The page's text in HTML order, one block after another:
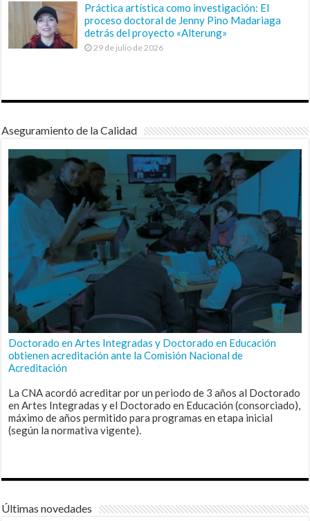
Práctica artística como investigación: El
proceso doctoral de Jenny Pino Madariaga
detrás del proyecto «Alterung»
29 de julio de 2026
Aseguramiento de la Calidad
Doctorado en Artes Integradas y Doctorado en Educación
obtienen acreditación ante la Comisión Nacional de
Acreditación
La CNA acordó acreditar por un periodo de 3 años al Doctorado
en Artes Integradas y el Doctorado en Educación (consorciado),
máximo de años permitido para programas en etapa inicial
(según la normativa vigente).
Últimas novedades